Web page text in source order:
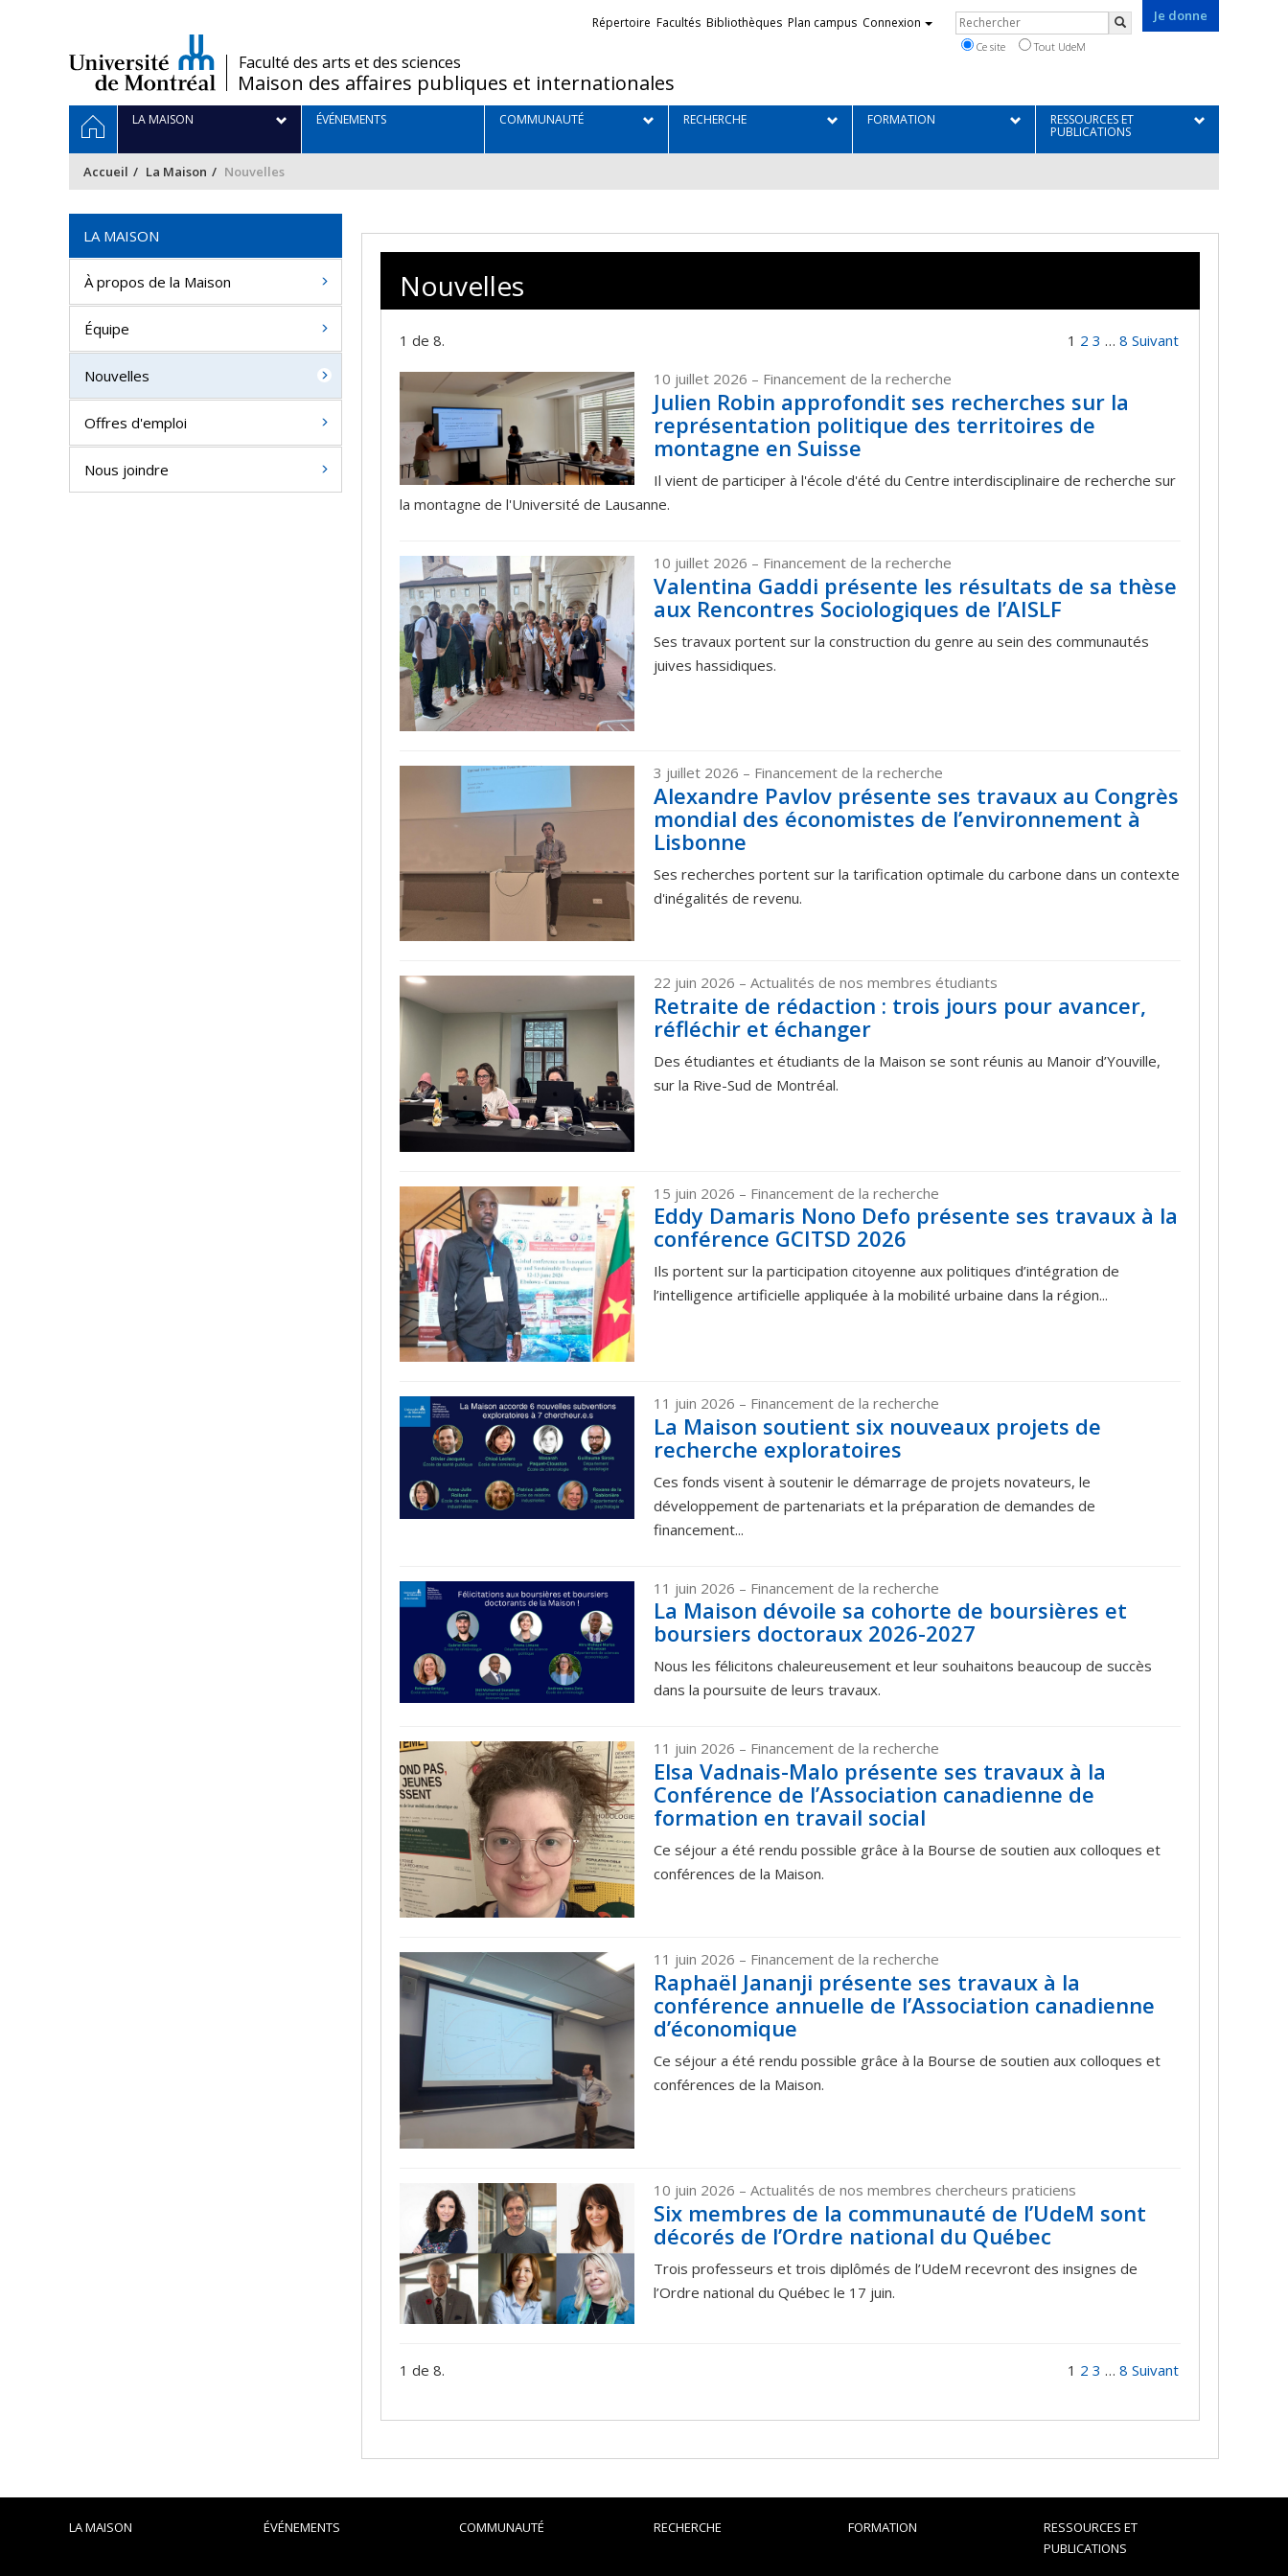
/Faculté des arts et des sciences
Maison des affaires publiques et internationales
Je donne
Liens
Répertoire Facultés Bibliothèques Plan campus Connexion Rechercher
Ce site Tout UdeM
Navigation
principale
ACCUEILLA MAISON ÉVÉNEMENTS COMMUNAUTÉ RECHERCHE FORMATION RESSOURCES ET
PUBLICATIONS
Accueil La Maison Nouvelles
Nouvelles
1 de 8. 1 2 3 … 8 Suivant
10 juillet 2026 – Financement de la recherche
Julien Robin approfondit ses recherches sur la
représentation politique des territoires de
montagne en Suisse
Il vient de participer à l'école d'été du Centre interdisciplinaire de recherche sur
la montagne de l'Université de Lausanne.
10 juillet 2026 – Financement de la recherche
Valentina Gaddi présente les résultats de sa thèse
aux Rencontres Sociologiques de l’AISLF
Ses travaux portent sur la construction du genre au sein des communautés
juives hassidiques.
3 juillet 2026 – Financement de la recherche
Alexandre Pavlov présente ses travaux au Congrès
mondial des économistes de l’environnement à
Lisbonne
Ses recherches portent sur la tarification optimale du carbone dans un contexte
d'inégalités de revenu.
22 juin 2026 – Actualités de nos membres étudiants
Retraite de rédaction : trois jours pour avancer,
réfléchir et échanger
Des étudiantes et étudiants de la Maison se sont réunis au Manoir d’Youville,
sur la Rive-Sud de Montréal.
15 juin 2026 – Financement de la recherche
Eddy Damaris Nono Defo présente ses travaux à la
conférence GCITSD 2026
Ils portent sur la participation citoyenne aux politiques d’intégration de
l’intelligence artificielle appliquée à la mobilité urbaine dans la région...
11 juin 2026 – Financement de la recherche
La Maison soutient six nouveaux projets de
recherche exploratoires
Ces fonds visent à soutenir le démarrage de projets novateurs, le
développement de partenariats et la préparation de demandes de
financement...
11 juin 2026 – Financement de la recherche
La Maison dévoile sa cohorte de boursières et
boursiers doctoraux 2026-2027
Nous les félicitons chaleureusement et leur souhaitons beaucoup de succès
dans la poursuite de leurs travaux.
11 juin 2026 – Financement de la recherche
Elsa Vadnais-Malo présente ses travaux à la
Conférence de l’Association canadienne de
formation en travail social
Ce séjour a été rendu possible grâce à la Bourse de soutien aux colloques et
conférences de la Maison.
11 juin 2026 – Financement de la recherche
Raphaël Jananji présente ses travaux à la
conférence annuelle de l’Association canadienne
d’économique
Ce séjour a été rendu possible grâce à la Bourse de soutien aux colloques et
conférences de la Maison.
10 juin 2026 – Actualités de nos membres chercheurs praticiens
Six membres de la communauté de l’UdeM sont
décorés de l’Ordre national du Québec
Trois professeurs et trois diplômés de l’UdeM recevront des insignes de
l’Ordre national du Québec le 17 juin.
1 de 8. 1 2 3 … 8 Suivant
LA MAISON
À propos de la Maison
Équipe
Nouvelles
Offres d'emploi
Nous joindre
LA MAISON ÉVÉNEMENTS COMMUNAUTÉ RECHERCHE FORMATION
RESSOURCES ET
PUBLICATIONS